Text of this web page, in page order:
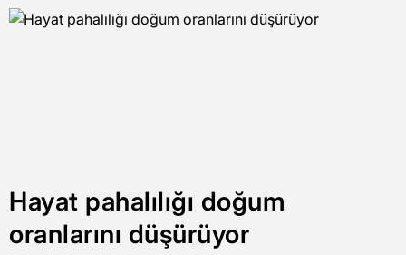
Hayat pahalılığı doğum
oranlarını düşürüyor